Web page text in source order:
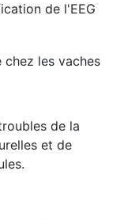
de l'EEG
les vaches
de la
et de